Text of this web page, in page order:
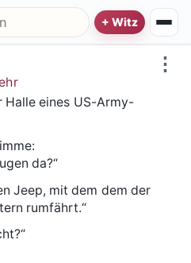
⋮
Halle eines US-Army-
da?“
Jeep, mit dem dem der
rumfährt.“